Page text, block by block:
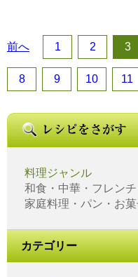
前へ 1 2 3
8 9 10 11
料理ジャンル
和食・中華・フレン
家庭料理・パン・お
カテゴリー